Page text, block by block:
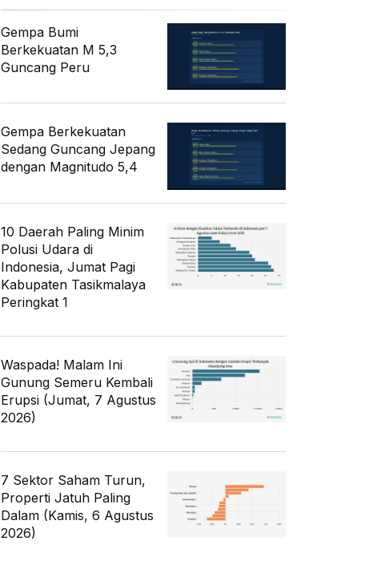
Gempa Bumi
Berkekuatan M 5,3
Guncang Peru
Gempa Berkekuatan
Sedang Guncang Jepang
dengan Magnitudo 5,4
10 Daerah Paling Minim
Polusi Udara di
Indonesia, Jumat Pagi
Kabupaten Tasikmalaya
Peringkat 1
Waspada! Malam Ini
Gunung Semeru Kembali
Erupsi (Jumat, 7 Agustus
2026)
7 Sektor Saham Turun,
Properti Jatuh Paling
Dalam (Kamis, 6 Agustus
2026)